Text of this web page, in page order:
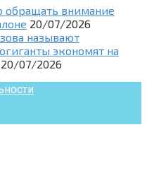
обращать внимание
20/07/2026
называют
экономят на
20/07/2026